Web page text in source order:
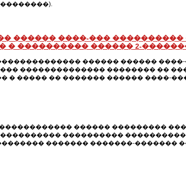
������ ����-���
� ���������� ������ 2-
������ ������
�������������� �������� ��
� ����� �� ������� ������ ����-
� ������������ ������ ���������
����������
������� �������-�������